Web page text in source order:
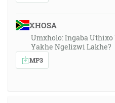
XHOSA
Umxholo: Ingaba
Yakhe Ngelizwi Lakhe?
MP3